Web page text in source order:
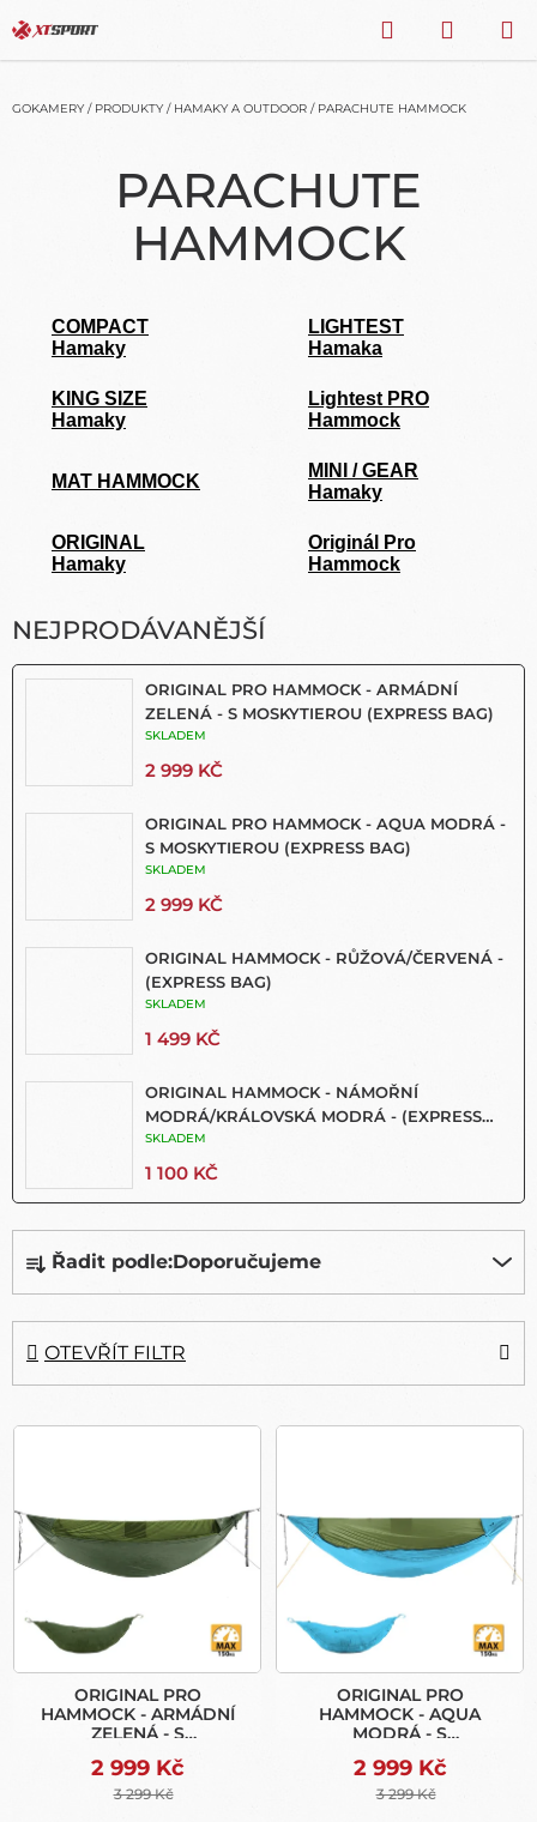
na
HLEDAT
KOŠÍK
GOKAMERY / PRODUKTY / HAMAKY A OUTDOOR / PARACHUTE HAMMOCK
PARACHUTE
HAMMOCK
COMPACT
Hamaky
LIGHTEST
Hamaka
KING SIZE
Hamaky
Lightest PRO
Hammock
MAT HAMMOCK
MINI / GEAR
Hamaky
ORIGINAL
Hamaky
Originál Pro
Hammock
NEJPRODÁVANĚJŠÍ
ORIGINAL PRO HAMMOCK - ARMÁDNÍ
ZELENÁ - S MOSKYTIEROU (EXPRESS BAG)
SKLADEM
2 999 KČ
ORIGINAL PRO HAMMOCK - AQUA MODRÁ -
S MOSKYTIEROU (EXPRESS BAG)
SKLADEM
2 999 KČ
ORIGINAL HAMMOCK - RŮŽOVÁ/ČERVENÁ -
(EXPRESS BAG)
SKLADEM
1 499 KČ
ORIGINAL HAMMOCK - NÁMOŘNÍ
MODRÁ/KRÁLOVSKÁ MODRÁ - (EXPRESS
BAG)
SKLADEM
1 100 KČ
A
Z
E
N
Í
R
U
K
T
Řadit podle:Doporučujeme
OTEVŘÍT FILTR
V
I
S
P
O
U
ORIGINAL PRO
HAMMOCK - ARMÁDNÍ
ZELENÁ - S
BAG)
2 999 Kč
3 299 Kč
ORIGINAL PRO
HAMMOCK - AQUA
MODRÁ - S
BAG)
2 999 Kč
3 299 Kč